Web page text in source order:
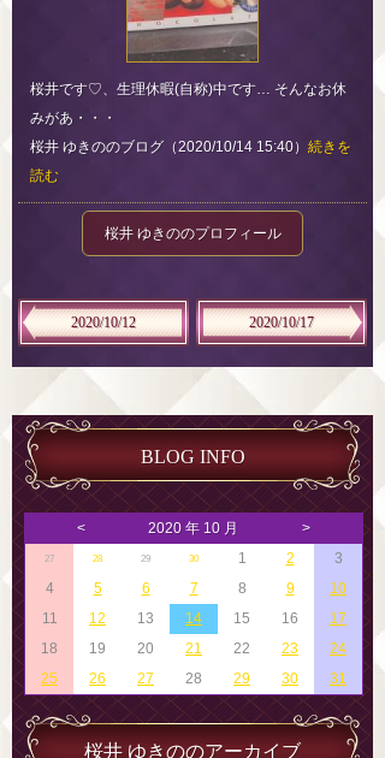
桜井です♡、生理休暇(自称)中です… そんなお休
みがあ・・・
桜井 ゆきののブログ（2020/10/14 15:40） 続きを
読む
桜井 ゆきののプロフィール
2020/10/12 2020/10/17
BLOG INFO
< 2020 年 10 月 >
27 28 29 30 1 2
3
4
5 6 7 8 9
10
11
12 13 14 15 16
17
18
19 20 21 22 23
24
25
26 27 28 29 30 31
桜井 ゆきののアーカイブ